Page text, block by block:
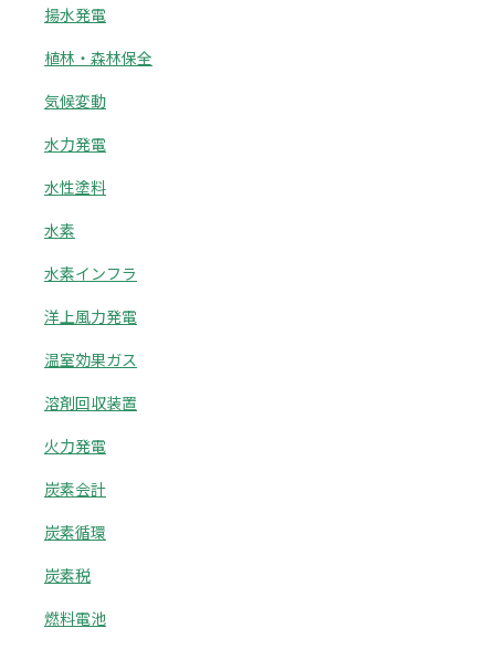
揚水発電
植林・森林保全
気候変動
水力発電
水性塗料
水素
水素インフラ
洋上風力発電
温室効果ガス
溶剤回収装置
火力発電
炭素会計
炭素循環
炭素税
燃料電池